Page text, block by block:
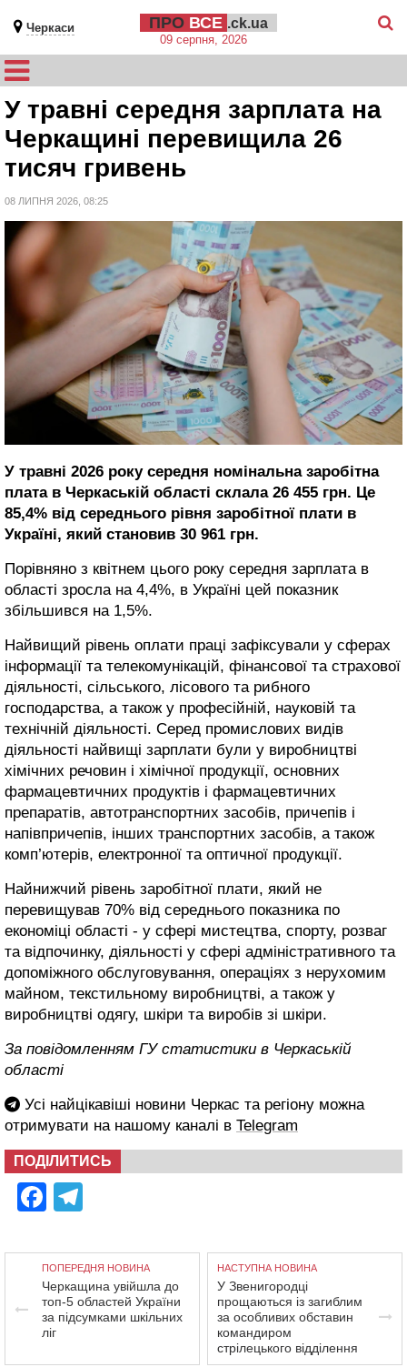
Черкаси ПРО ВСЕ .ck.ua
09 серпня, 2026
У травні середня зарплата на
Черкащині перевищила 26
тисяч гривень
08 ЛИПНЯ 2026, 08:25
У травні 2026 року середня номінальна заробітна
плата в Черкаській області склала 26 455 грн. Це
85,4% від середнього рівня заробітної плати в
Україні, який становив 30 961 грн.
Порівняно з квітнем цього року середня зарплата в
області зросла на 4,4%, в Україні цей показник
збільшився на 1,5%.
Найвищий рівень оплати праці зафіксували у сферах
інформації та телекомунікацій, фінансової та страхової
діяльності, сільського, лісового та рибного
господарства, а також у професійній, науковій та
технічній діяльності. Серед промислових видів
діяльності найвищі зарплати були у виробництві
хімічних речовин і хімічної продукції, основних
фармацевтичних продуктів і фармацевтичних
препаратів, автотранспортних засобів, причепів і
напівпричепів, інших транспортних засобів, а також
комп’ютерів, електронної та оптичної продукції.
Найнижчий рівень заробітної плати, який не
перевищував 70% від середнього показника по
економіці області - у сфері мистецтва, спорту, розваг
та відпочинку, діяльності у сфері адміністративного та
допоміжного обслуговування, операціях з нерухомим
майном, текстильному виробництві, а також у
виробництві одягу, шкіри та виробів зі шкіри.
За повідомленням ГУ статистики в Черкаській
області
Усі найцікавіші новини Черкас та регіону можна
отримувати на нашому каналі в Telegram
ПОДІЛИТИСЬ
Facebook
ПОПЕРЕДНЯ НОВИНА
Черкащина увійшла до
топ-5 областей України
за підсумками шкільних
ліг
НАСТУПНА НОВИНА
У Звенигородці
прощаються із загиблим
за особливих обставин
командиром
стрілецького відділення